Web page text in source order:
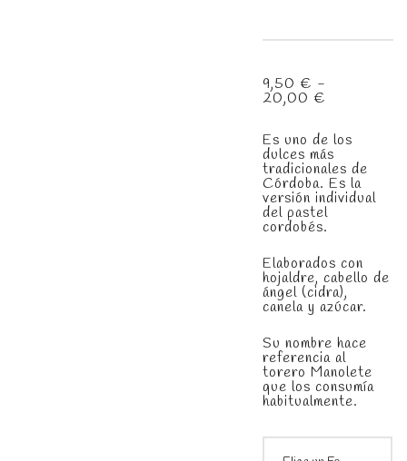
9,50 € -
20,00 €
desde
9,50 €
hasta
20,00 €
Es uno de los
dulces más
tradicionales de
Córdoba. Es la
versión individual
del pastel
cordobés.
Elaborados con
hojaldre, cabello de
ángel (cidra),
canela y azúcar.
Su nombre hace
referencia al
torero Manolete
que los consumía
habitualmente.